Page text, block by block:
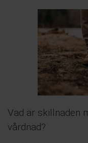
Vad är skillnaden
vårdnad?